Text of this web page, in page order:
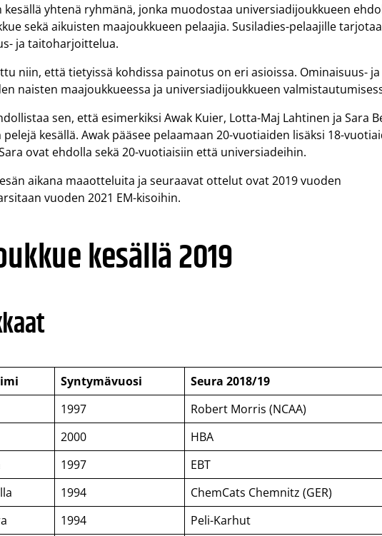
yhtenä ryhmänä, jonka muodostaa universiadijoukkueen
sekä aikuisten maajoukkueen pelaajia. Susiladies-pelaajille
ja taitoharjoittelua.
niin, että tietyissä kohdissa painotus on eri asioissa. Ominaisuus- ja
naisten maajoukkueessa ja universiadijoukkueen
sen, että esimerkiksi Awak Kuier, Lotta-Maj Lahtinen ja Sara
kesällä. Awak pääsee pelaamaan 20-vuotiaiden lisäksi 18-
ovat ehdolla sekä 20-vuotiaisiin että universiadeihin.
aikana maaotteluita ja seuraavat ottelut ovat 2019 vuoden
vuoden 2021 EM-kisoihin.
kesällä 2019
Syntymävuosi
Seura 2018/19
1997
Robert Morris (NCAA)
2000
HBA
1997
EBT
1994
ChemCats Chemnitz (GER)
1994 Peli-Karhut